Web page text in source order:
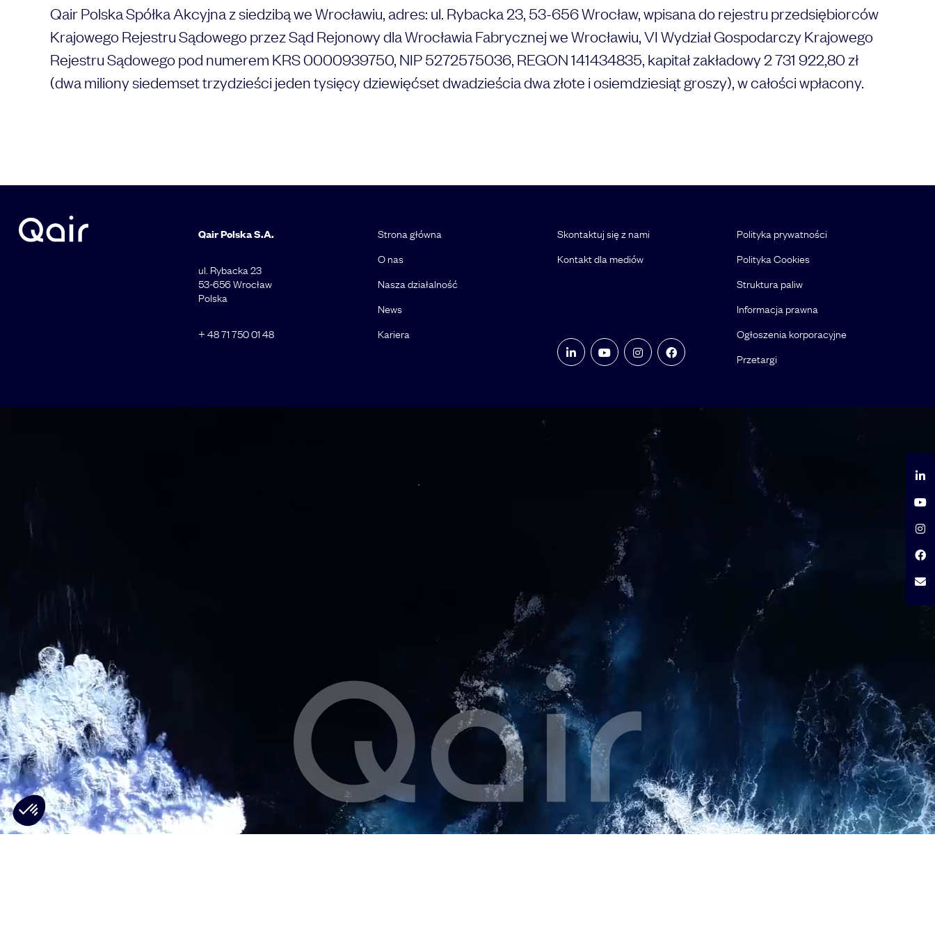
Adres e-mail
wykorzystane do przetworzenia Twojej prośby. Więcej
naszej polityce prywatności..
Send
Qair Polska Spółka Akcyjna z siedzibą we Wrocławiu, adres: ul. Rybacka 23, 53-656 Wrocław, wpisana do rejestru przedsiębiorców
Krajowego Rejestru Sądowego przez Sąd Rejonowy dla Wrocławia Fabrycznej we Wrocławiu, VI Wydział Gospodarczy Krajowego
Rejestru Sądowego pod numerem KRS 0000939750, NIP 5272575036, REGON 141434835, kapitał zakładowy 2 731 922,80 zł
(dwa miliony siedemset trzydzieści jeden tysięcy dziewięćset dwadzieścia dwa złote i osiemdziesiąt groszy), w całości wpłacony.
Qair Polska S.A.
ul. Rybacka 23
53-656 Wrocław
Polska
+ 48 71 750 01 48
Strona główna
O nas
Nasza działalność
News
Kariera
Skontaktuj się z nami
Kontakt dla mediów
Polityka prywatności
Polityka Cookies
Struktura paliw
Informacja prawna
Ogłoszenia korporacyjne
Przetargi